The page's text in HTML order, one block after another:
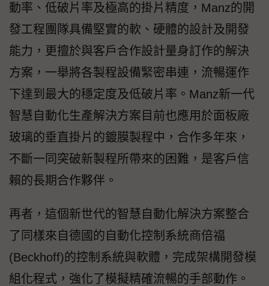
動率、低破片率及極高的掛片精度，Manz的開
發工程團隊具備堅實的軟、硬體的設計及開發
能力，更擅於與客戶合作設計量身訂作的解決
方案，一舉將各製程設備緊密串連，流暢運作
下達到最大的穩定度及低破片率。Manz新一代
智慧自動化生產解決方案目前也應用於面板廠
玻璃的垂直掛片的鍍膜製程中，合作多年來，
不斷一同突破新製程所帶來的困難，是客戶信
賴的長期合作夥伴。
再者，這個新世代的智慧自動化解決方案整合
了同樣來自德國的自動化控制系統商倍福
(Beckhoff)的控制系統與軟體，完成架構開發模
組化程式，強化了模擬精確流暢的手部動作。